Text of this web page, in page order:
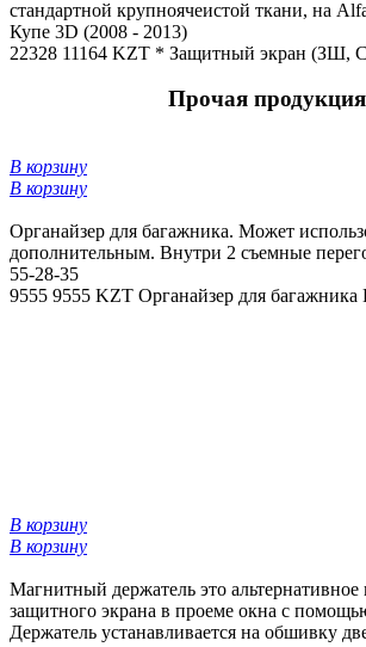
стандартной крупноячеистой ткани, на
Купе 3D (2008 - 2013)
22328 11164 KZT * Защитный экран (ЗШ,
Прочая продукция
В корзину
В корзину
Органайзер для багажника. Может
дополнительным. Внутри 2 съемные
55-28-35
9555 9555 KZT Органайзер для
В корзину
В корзину
Магнитный держатель это альтернативное
защитного экрана в проеме окна с
Держатель устанавливается на обшивку